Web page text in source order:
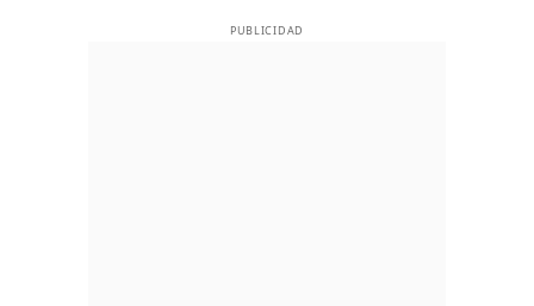
PUBLICIDAD